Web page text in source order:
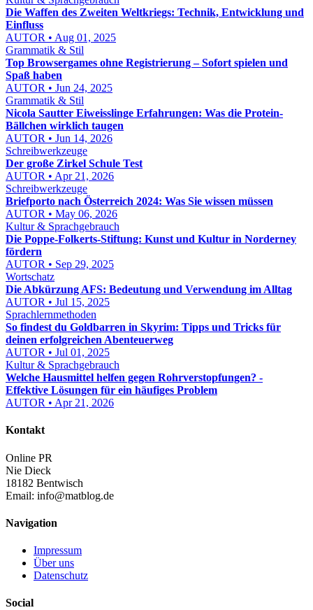
Die Waffen des Zweiten Weltkriegs: Technik, Entwicklung und
Einfluss
AUTOR • Aug 01, 2025
Grammatik & Stil
Top Browsergames ohne Registrierung – Sofort spielen und
Spaß haben
AUTOR • Jun 24, 2025
Grammatik & Stil
Nicola Sautter Eiweisslinge Erfahrungen: Was die Protein-
Bällchen wirklich taugen
AUTOR • Jun 14, 2026
Schreibwerkzeuge
Der große Zirkel Schule Test
AUTOR • Apr 21, 2026
Schreibwerkzeuge
Briefporto nach Österreich 2024: Was Sie wissen müssen
AUTOR • May 06, 2026
Kultur & Sprachgebrauch
Die Poppe-Folkerts-Stiftung: Kunst und Kultur in Norderney
fördern
AUTOR • Sep 29, 2025
Wortschatz
Die Abkürzung AFS: Bedeutung und Verwendung im Alltag
AUTOR • Jul 15, 2025
Sprachlernmethoden
So findest du Goldbarren in Skyrim: Tipps und Tricks für
deinen erfolgreichen Abenteuerweg
AUTOR • Jul 01, 2025
Kultur & Sprachgebrauch
Welche Hausmittel helfen gegen Rohrverstopfungen? -
Effektive Lösungen für ein häufiges Problem
AUTOR • Apr 21, 2026
Kontakt
Online PR
Nie Dieck
18182 Bentwisch
Email: info@matblog.de
Navigation
Impressum
Über uns
Datenschutz
Social